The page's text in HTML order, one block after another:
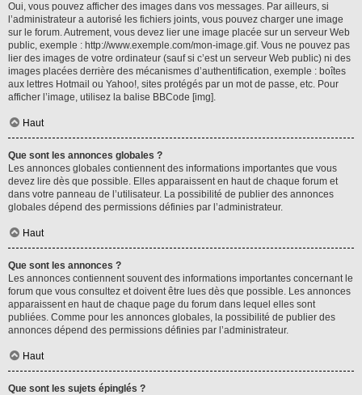
Oui, vous pouvez afficher des images dans vos messages. Par ailleurs, si
l’administrateur a autorisé les fichiers joints, vous pouvez charger une image
sur le forum. Autrement, vous devez lier une image placée sur un serveur Web
public, exemple : http://www.exemple.com/mon-image.gif. Vous ne pouvez pas
lier des images de votre ordinateur (sauf si c’est un serveur Web public) ni des
images placées derrière des mécanismes d’authentification, exemple : boîtes
aux lettres Hotmail ou Yahoo!, sites protégés par un mot de passe, etc. Pour
afficher l’image, utilisez la balise BBCode [img].
Haut
Que sont les annonces globales ?
Les annonces globales contiennent des informations importantes que vous
devez lire dès que possible. Elles apparaissent en haut de chaque forum et
dans votre panneau de l’utilisateur. La possibilité de publier des annonces
globales dépend des permissions définies par l’administrateur.
Haut
Que sont les annonces ?
Les annonces contiennent souvent des informations importantes concernant le
forum que vous consultez et doivent être lues dès que possible. Les annonces
apparaissent en haut de chaque page du forum dans lequel elles sont
publiées. Comme pour les annonces globales, la possibilité de publier des
annonces dépend des permissions définies par l’administrateur.
Haut
Que sont les sujets épinglés ?